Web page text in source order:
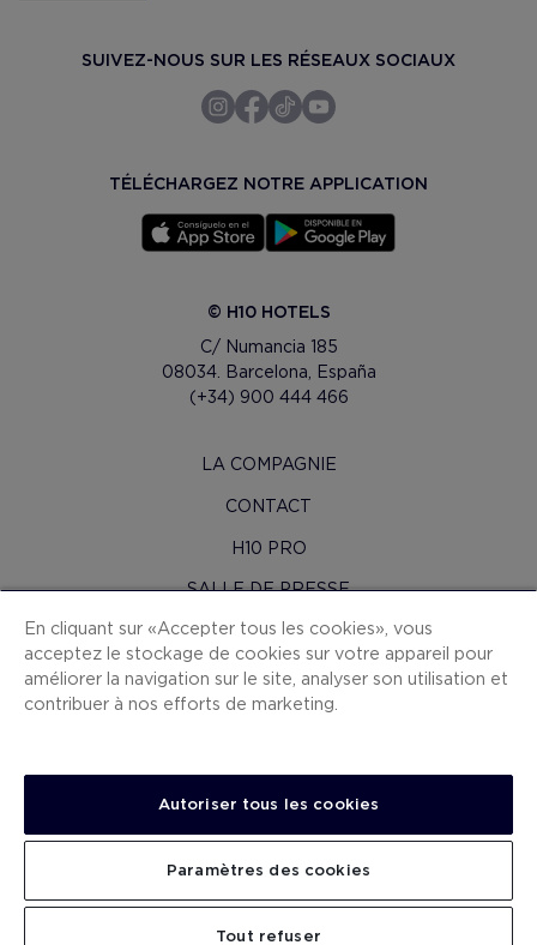
CHERCHER
SUIVEZ-NOUS SUR LES RÉSEAUX SOCIAUX
TÉLÉCHARGEZ NOTRE APPLICATION
© H10 HOTELS
C/ Numancia 185
08034. Barcelona, España
(+34) 900 444 466
LA COMPAGNIE
CONTACT
H10 PRO
SALLE DE PRESSE
PLAN DU SITE
CONDITIONS CONTRAT
COOKIES
MENTIONS LÉGALES
CANAL DE DÉNONCIATION
TRAVAILLEZ AVEC NOUS
...
En cliquant sur « Accepter tous les cookies », vous
acceptez le stockage de cookies sur votre appareil pour
améliorer la navigation sur le site, analyser son utilisation et
contribuer à nos efforts de marketing.
Autoriser tous les cookies
Tout refuser
Paramètres des cookies